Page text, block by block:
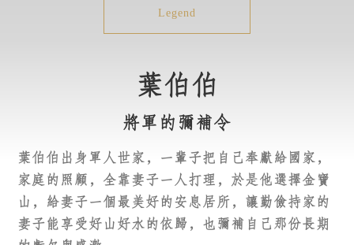
Legend
葉伯伯
將軍的彌補令
葉伯伯出身軍人世家，一輩子把自己奉獻給國家，
家庭的照顧，全靠妻子一人打理，於是他選擇金寶
山，給妻子一個最美好的安息居所，讓勤儉持家的
妻子能享受好山好水的依歸，也彌補自己那份長期